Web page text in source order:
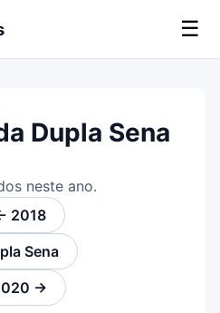
☰
Dupla Sena
neste ano.
2018
Sena
→